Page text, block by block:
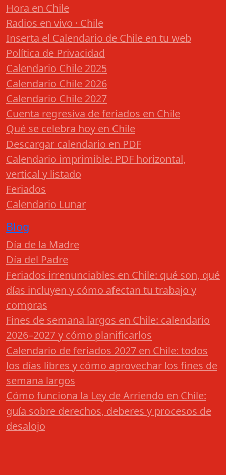
Hora en Chile
Radios en vivo · Chile
Inserta el Calendario de Chile en tu web
Política de Privacidad
Calendario Chile 2025
Calendario Chile 2026
Calendario Chile 2027
Cuenta regresiva de feriados en Chile
Qué se celebra hoy en Chile
Descargar calendario en PDF
Calendario imprimible: PDF horizontal,
vertical y listado
Feriados
Calendario Lunar
Blog
Día de la Madre
Día del Padre
Feriados irrenunciables en Chile: qué son, qué
días incluyen y cómo afectan tu trabajo y
compras
Fines de semana largos en Chile: calendario
2026–2027 y cómo planificarlos
Calendario de feriados 2027 en Chile: todos
los días libres y cómo aprovechar los fines de
semana largos
Cómo funciona la Ley de Arriendo en Chile:
guía sobre derechos, deberes y procesos de
desalojo